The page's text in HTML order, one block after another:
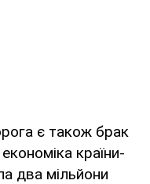
є також брак
країни-
два мільйони